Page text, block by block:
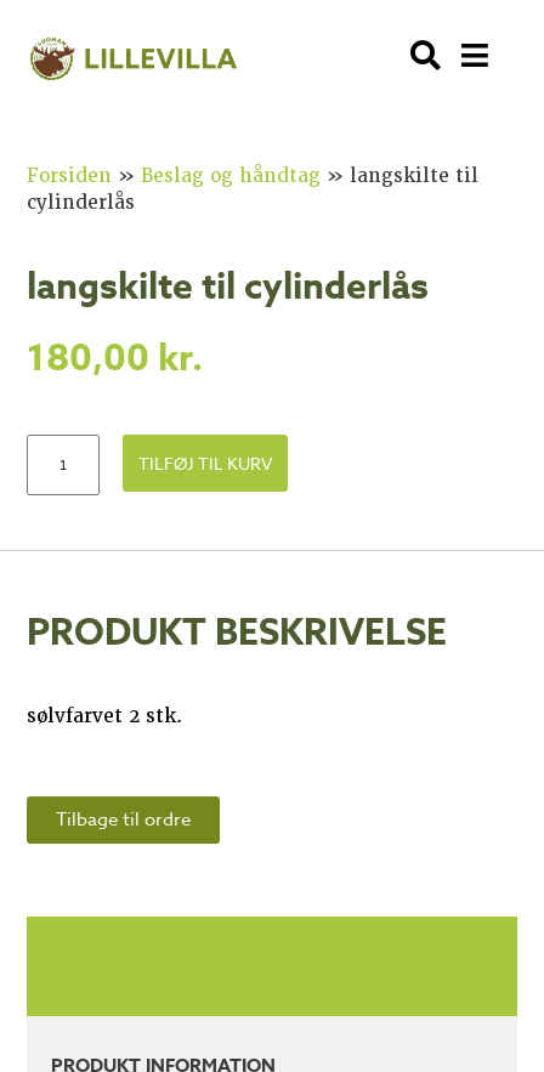
Forsiden »Beslag og håndtag »langskilte til
cylinderlås
langskilte til cylinderlås
180,00 kr.
TILFØJ TIL KURV
PRODUKT BESKRIVELSE
sølvfarvet 2 stk.
Tilbage til ordre
PRODUKT INFORMATION